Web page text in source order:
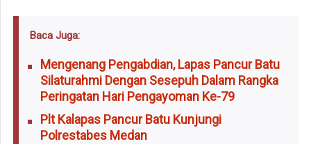
Baca Juga:
Mengenang Pengabdian, Lapas Pancur Batu
Silaturahmi Dengan Sesepuh Dalam Rangka
Peringatan Hari Pengayoman Ke-79
Plt Kalapas Pancur Batu Kunjungi
Polrestabes Medan